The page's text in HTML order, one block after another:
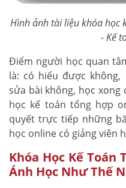
Hình ảnh tài liệu khóa học
- Kế
Điểm người học quan
là: có hiểu được
sửa bài không, học xong
học kế toán tổng hợp
quyết trực tiếp những
học online có giảng viên
Khóa Học Kế Toán
Ánh Học Như Thế